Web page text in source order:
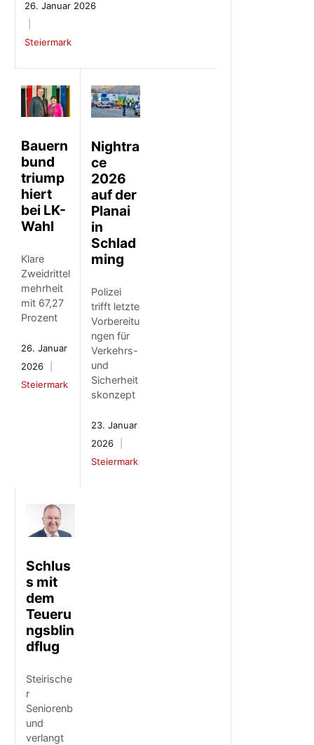
26. Januar 2026
Steiermark
Bauern
bund
triump
hiert
bei LK-
Wahl
Klare
Zweidrittel
mehrheit
mit 67,27
Prozent
26. Januar
2026
Steiermark
Nightra
ce
2026
auf der
Planai
in
Schlad
ming
Polizei
trifft letzte
Vorbereitu
ngen für
Verkehrs-
und
Sicherheit
skonzept
23. Januar
2026
Steiermark
Schlus
s mit
dem
Teueru
ngsblin
dflug
Steirische
r
Seniorenb
und
verlangt